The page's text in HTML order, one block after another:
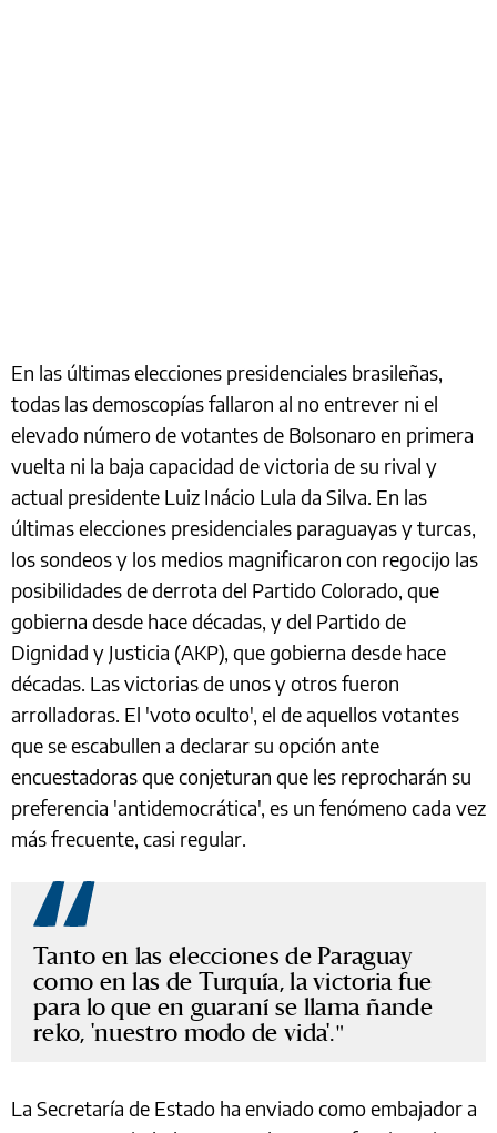
En las últimas elecciones presidenciales brasileñas,
todas las demoscopías fallaron al no entrever ni el
elevado número de votantes de Bolsonaro en primera
vuelta ni la baja capacidad de victoria de su rival y
actual presidente Luiz Inácio Lula da Silva. En las
últimas elecciones presidenciales paraguayas y turcas,
los sondeos y los medios magnificaron con regocijo las
posibilidades de derrota del Partido Colorado, que
gobierna desde hace décadas, y del Partido de
Dignidad y Justicia (AKP), que gobierna desde hace
décadas. Las victorias de unos y otros fueron
arrolladoras. El 'voto oculto', el de aquellos votantes
que se escabullen a declarar su opción ante
encuestadoras que conjeturan que les reprocharán su
preferencia 'antidemocrática', es un fenómeno cada vez
más frecuente, casi regular.
Tanto en las elecciones de Paraguay
como en las de Turquía, la victoria fue
para lo que en guaraní se llama ñande
reko, 'nuestro modo de vida'.
La Secretaría de Estado ha enviado como embajador a